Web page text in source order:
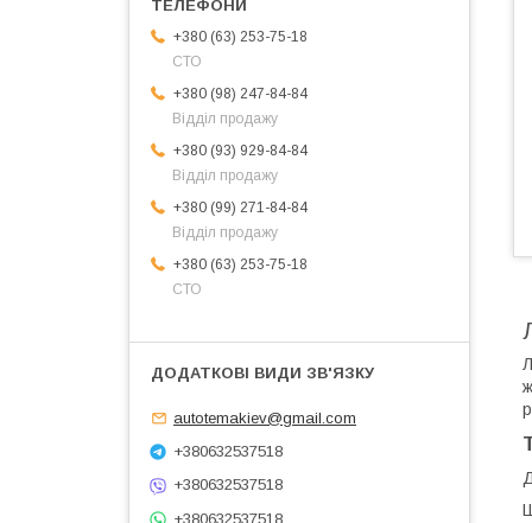
+380 (63) 253-75-18
СТО
+380 (98) 247-84-84
Відділ продажу
+380 (93) 929-84-84
Відділ продажу
+380 (99) 271-84-84
Відділ продажу
+380 (63) 253-75-18
СТО
autotemakiev@gmail.com
+380632537518
+380632537518
+380632537518